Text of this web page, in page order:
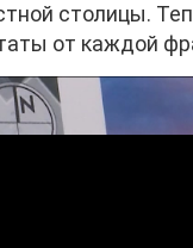
столицы.
от каждой